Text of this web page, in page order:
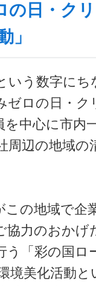
の日・ク
」
いう数字に
ゼロの日・
を中心に市内
周辺の地域
この地域で企
協力のおか
う「彩の国ロ
境美化活動